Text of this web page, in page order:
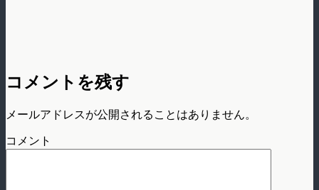
コメントを残す
メールアドレスが公開されることはありません。
コメント